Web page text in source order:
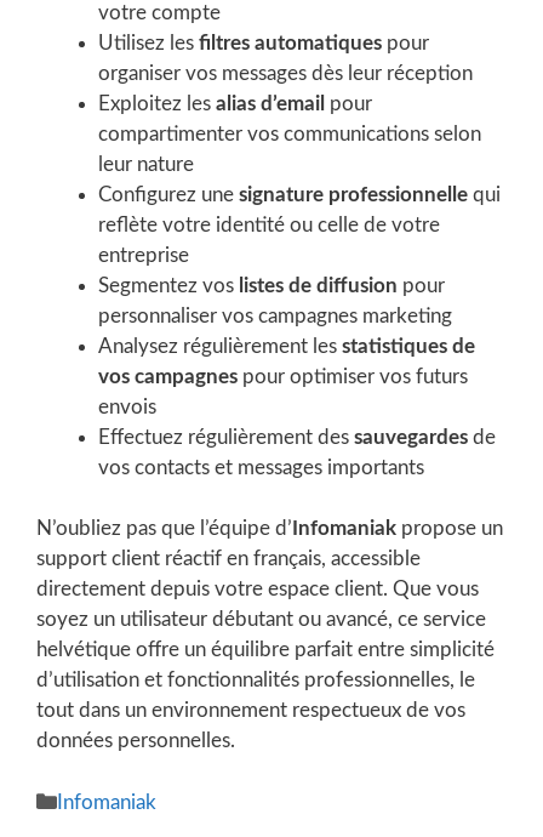
votre compte
Utilisez les filtres automatiques pour
organiser vos messages dès leur réception
Exploitez les alias d’email pour
compartimenter vos communications selon
leur nature
Configurez une signature professionnelle qui
reflète votre identité ou celle de votre
entreprise
Segmentez vos listes de diffusion pour
personnaliser vos campagnes marketing
Analysez régulièrement les statistiques de
vos campagnes pour optimiser vos futurs
envois
Effectuez régulièrement des sauvegardes de
vos contacts et messages importants
N’oubliez pas que l’équipe d’ Infomaniak propose un
support client réactif en français, accessible
directement depuis votre espace client. Que vous
soyez un utilisateur débutant ou avancé, ce service
helvétique offre un équilibre parfait entre simplicité
d’utilisation et fonctionnalités professionnelles, le
tout dans un environnement respectueux de vos
données personnelles.
Catégories
Infomaniak